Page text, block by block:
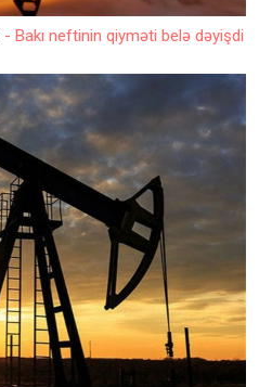
- Bakı neftinin qiyməti belə dəyişdi